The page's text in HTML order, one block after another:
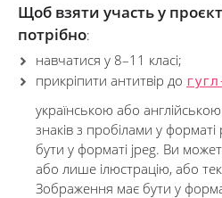
Щоб взяти участь у
потрібно:
навчатися у 8–11 класі;
прикріпити антитвір до
українською або
знаків з пробілами у
бути у форматі jpeg. Ви
або лише ілюстрацію, або
Зображення має бути у